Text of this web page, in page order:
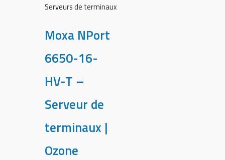
Serveurs de terminaux
Moxa NPort
6650-16-
HV-T –
Serveur de
terminaux |
Ozone